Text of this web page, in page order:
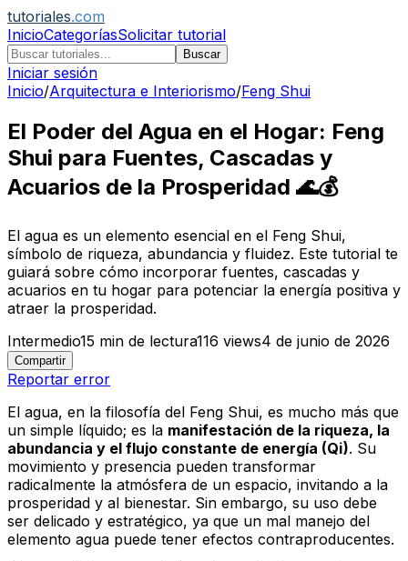
tutoriales.com
InicioCategoríasSolicitar tutorial
Buscar
Iniciar sesión
Inicio/Arquitectura e Interiorismo/Feng Shui
El Poder del Agua en el Hogar: Feng
Shui para Fuentes, Cascadas y
Acuarios de la Prosperidad 🌊💰
El agua es un elemento esencial en el Feng Shui,
símbolo de riqueza, abundancia y fluidez. Este tutorial te
guiará sobre cómo incorporar fuentes, cascadas y
acuarios en tu hogar para potenciar la energía positiva y
atraer la prosperidad.
Intermedio15 min de lectura116 views4 de junio de 2026
Compartir
Reportar error
El agua, en la filosofía del Feng Shui, es mucho más que
un simple líquido; es la manifestación de la riqueza, la
abundancia y el flujo constante de energía (Qi). Su
movimiento y presencia pueden transformar
radicalmente la atmósfera de un espacio, invitando a la
prosperidad y al bienestar. Sin embargo, su uso debe
ser delicado y estratégico, ya que un mal manejo del
elemento agua puede tener efectos contraproducentes.